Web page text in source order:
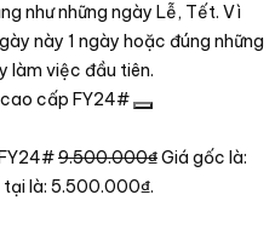
như những ngày Lễ, Tết. Vì
này 1 ngày hoặc đúng những
làm việc đầu tiên.
cấp FY24#
9.500.000₫Giá gốc là:
tại là: 5.500.000₫.